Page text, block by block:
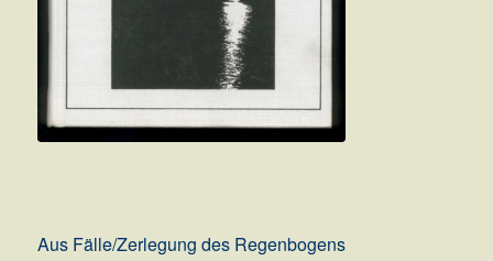
Aus Fälle/Zerlegung des Regenbogens